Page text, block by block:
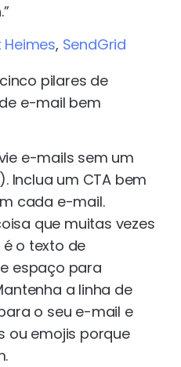
, SendGrid
pilares de
e-mail bem
e-mails sem um
Inclua um CTA bem
cada e-mail.
que muitas vezes
o texto de
espaço para
a linha de
o seu e-mail e
ou emojis porque